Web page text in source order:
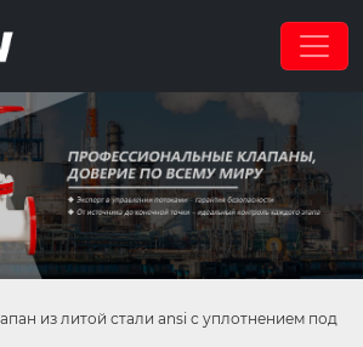
из литой стали ansi с уплотнением под